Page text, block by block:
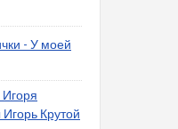
- У моей
Крутой